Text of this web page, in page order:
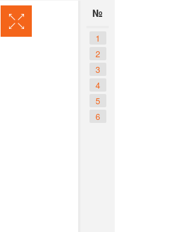
№
1
2
3
4
5
6